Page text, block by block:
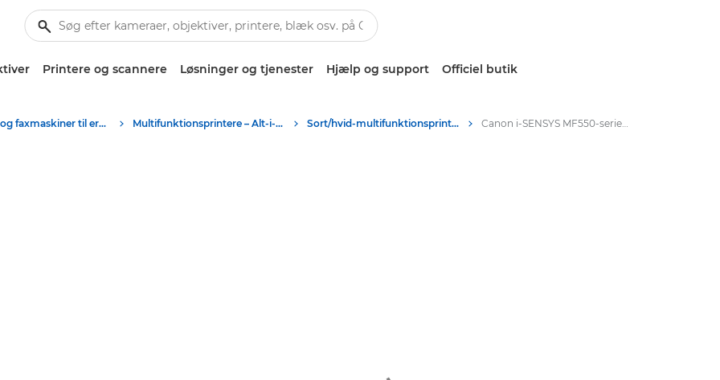
Printere og scannere Løsninger og tjenester Hjælp og support Officiel butik
Printere og faxmaskiner til erhverv Multifunktionsprintere – Alt-i-Én-printere Sort/hvid-multifunktionsprintere Canon i-SENSYS MF550-serien – Multifunktionsprintere